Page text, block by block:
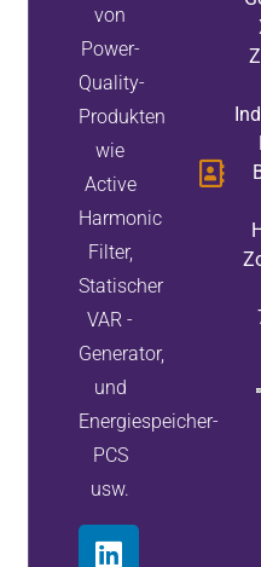
von
Power-
Quality-
Produkten
wie
Active
Harmonic
Filter,
Statischer
VAR -
Generator,
und
Energiespeicher-
PCS
usw.